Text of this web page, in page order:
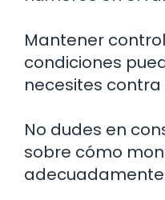
Mantener
condiciones
necesites
No dudes en
sobre cómo